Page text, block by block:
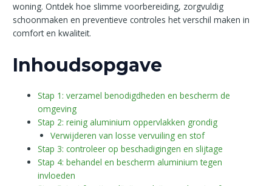
woning. Ontdek hoe slimme voorbereiding, zorgvuldig
schoonmaken en preventieve controles het verschil maken in
comfort en kwaliteit.
Inhoudsopgave
Stap 1: verzamel benodigdheden en bescherm de
omgeving
Stap 2: reinig aluminium oppervlakken grondig
Verwijderen van losse vervuiling en stof
Stap 3: controleer op beschadigingen en slijtage
Stap 4: behandel en bescherm aluminium tegen
invloeden